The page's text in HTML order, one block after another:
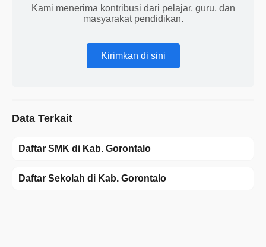
Kami menerima kontribusi dari pelajar, guru, dan
masyarakat pendidikan.
Kirimkan di sini
Data Terkait
Daftar SMK di Kab. Gorontalo
Daftar Sekolah di Kab. Gorontalo